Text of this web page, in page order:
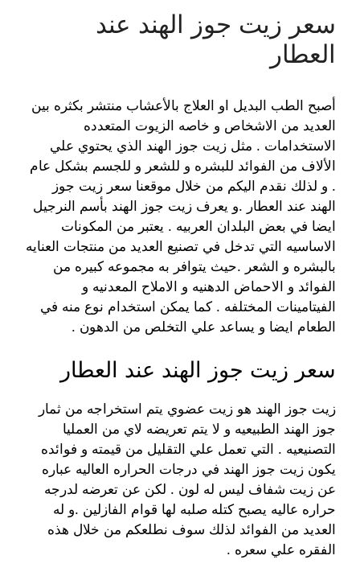
سعر زيت جوز الهند عند
العطار
أصبح الطب البديل او العلاج بالأعشاب منتشر بكثره بين
العديد من الاشخاص و خاصه الزيوت المتعدده
الاستخدامات . مثل زيت جوز الهند الذي يحتوي علي
الألاف من الفوائد للبشره و للشعر و للجسم بشكل عام
. و لذلك نقدم اليكم من خلال موقعنا سعر زيت جوز
الهند عند العطار .و يعرف زيت جوز الهند بأسم النرجيل
ايضا في بعض البلدان العربيه . يعتبر من المكونات
الاساسيه التي تدخل في تصنيع العديد من منتجات العنايه
بالبشره و الشعر .حيث يتوافر به مجموعه كبيره من
الفوائد و الاحماض الدهنيه و الاملاح المعدنيه و
الفيتامينات المختلفه . كما يمكن استخدام نوع منه في
الطعام ايضا و يساعد علي التخلص من الدهون .
سعر زيت جوز الهند عند العطار
زيت جوز الهند هو زيت عضوي يتم استخراجه من ثمار
جوز الهند الطبيعيه و لا يتم تعريضه لاي من العمليا
التصنيعيه . التي تعمل علي التقليل من قيمته و فوائده
يكون زيت جوز الهند في درجات الحراره العاليه عباره
عن زيت شفاف ليس له لون . لكن عن تعرضه لدرجه
حراره عاليه يصبح كتله صلبه لها قوام الفازلين .و له
العديد من الفوائد لذلك سوف نطلعكم من خلال هذه
الفقره علي سعره .